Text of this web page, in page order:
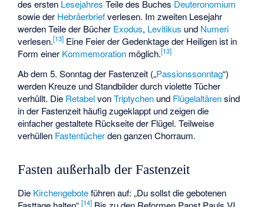
des ersten Lesejahres Teile des Buches Deuteronomium
sowie der Hebräerbriefverlesen. Im zweiten Lesejahr
werden Teile der Bücher Exodus, Levitikus und Numeri
verlesen.[13] Eine Feier der Gedenktage der Heiligen ist in
Form einer Kommemoration möglich.[13]
Ab dem 5. Sonntag der Fastenzeit („Passionssonntag“)
werden Kreuze und Standbilder durch violette Tücher
verhüllt. Die RetabelvonTriptychen und Flügelaltärensind
in der Fastenzeit häufig zugeklappt und zeigen die
einfacher gestaltete Rückseite der Flügel. Teilweise
verhüllen Fastentücherden ganzen Chorraum.
Fasten außerhalb der Fastenzeit
Die Kirchengeboteführen auf: „Du sollst die gebotenen
[14]